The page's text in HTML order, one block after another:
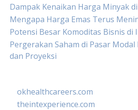
Dampak Kenaikan Harga Minyak
Mengapa Harga Emas Terus
Potensi Besar Komoditas Bisnis di
Pergerakan Saham di Pasar Modal
dan Proyeksi
okhealthcareers.com
theintexperience.com